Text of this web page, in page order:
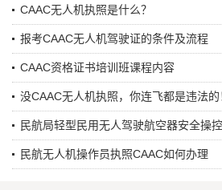
CAAC无人机执照是什么？
报考CAAC无人机驾驶证的条件及流程
CAAC资格证书培训班课程内容
没CAAC无人机执照，你连飞都是违法的
民航局轻型民用无人驾驶航空器安全操
民航无人机操作员执照CAAC如何办理